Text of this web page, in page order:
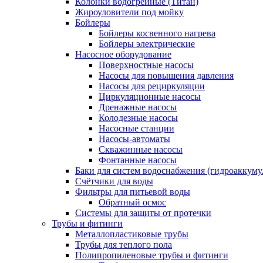
Жироуловители под мойку
Бойлеры
Бойлеры косвенного нагрева
Бойлеры электрические
Насосное оборудование
Поверхностные насосы
Насосы для повышения давления
Насосы для рециркуляции
Циркуляционные насосы
Дренажные насосы
Колодезные насосы
Насосные станции
Насосы-автоматы
Скважинные насосы
Фонтанные насосы
Баки для систем водоснабжения
Счётчики для воды
Фильтры для питьевой воды
Обратный осмос
Системы для защиты от протечки
Трубы и фитинги
Металлопластиковые трубы
Трубы для теплого пола
Полипропиленовые трубы и фитинги